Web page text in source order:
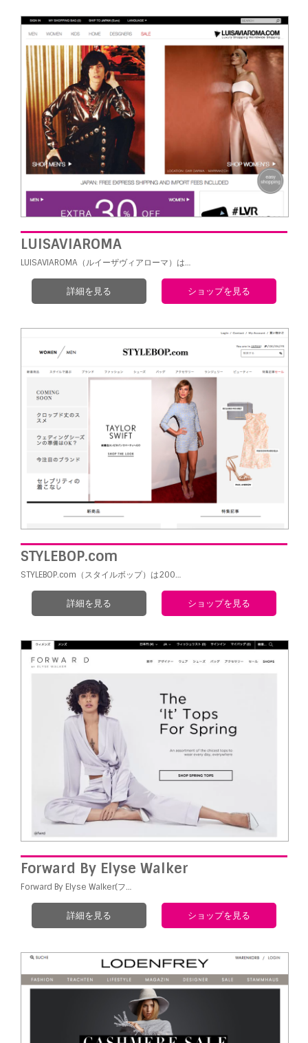
LUISAVIAROMA
LUISAVIAROMA（ルイーザヴィアローマ）は…
詳細を見る ショップを見る
STYLEBOP.com
STYLEBOP.com（スタイルボップ）は200…
詳細を見る ショップを見る
Forward By Elyse Walker
Forward By Elyse Walker(フ…
詳細を見る ショップを見る